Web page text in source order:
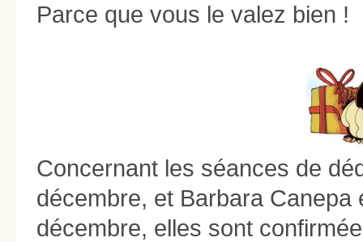
Parce que vous le valez bien !
Concernant les séances de
décembre, et Barbara
décembre, elles sont